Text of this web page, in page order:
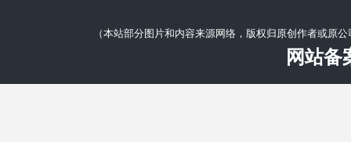
（本站部分图片和内容来源网络，版权归原创作者或原
网站备